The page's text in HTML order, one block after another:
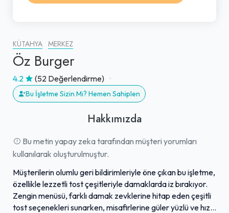
KÜTAHYA MERKEZ
Öz Burger
4.2 (52 Değerlendirme)
Bu İşletme Sizin Mi? Hemen Sahiplen
Hakkımızda
Bu metin yapay zeka tarafından müşteri yorumları
kullanılarak oluşturulmuştur.
Müşterilerin olumlu geri bildirimleriyle öne çıkan bu işletme,
özellikle lezzetli tost çeşitleriyle damaklarda iz bırakıyor.
Zengin menüsü, farklı damak zevklerine hitap eden çeşitli
tost seçenekleri sunarken, misafirlerine güler yüzlü ve hızlı